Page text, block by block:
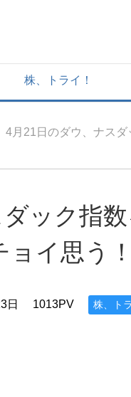
株、トライ！
4月21日のダウ、ナスダ
ック指
イ思う！
日 1013PV 株、ト